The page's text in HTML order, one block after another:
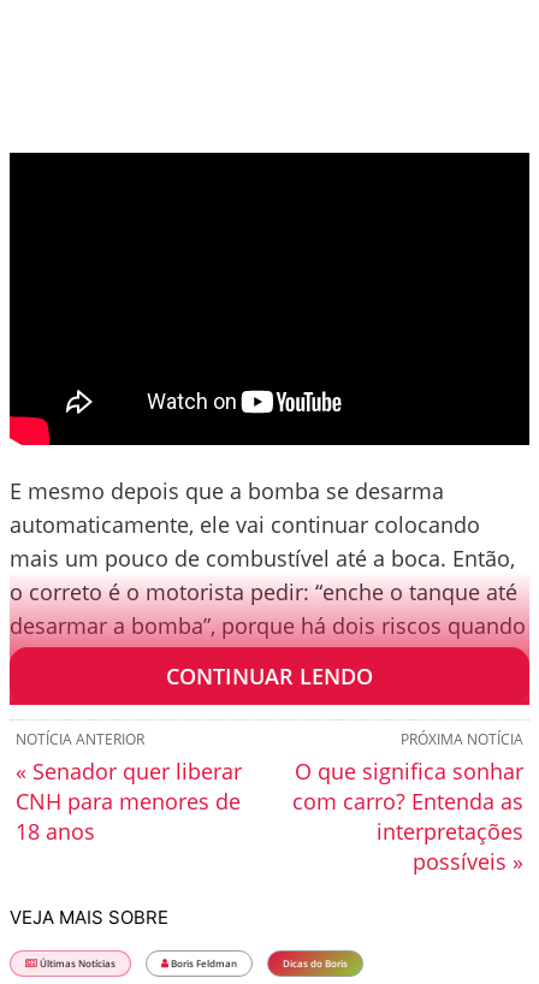
E mesmo depois que a bomba se desarma
automaticamente, ele vai continuar colocando
mais um pouco de combustível até a boca. Então,
o correto é o motorista pedir: “enche o tanque até
desarmar a bomba”, porque há dois riscos quando
se completa até a boca.
CONTINUAR LENDO
PRÓXIMA NOTÍCIA
O que significa sonhar
com carro? Entenda as
interpretações
possíveis »
NOTÍCIA ANTERIOR
« Senador quer liberar
CNH para menores de
18 anos
VEJA MAIS SOBRE
Últimas Notícias Boris Feldman Dicas do Boris